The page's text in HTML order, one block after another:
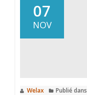
07
NOV
Welax Publié dans